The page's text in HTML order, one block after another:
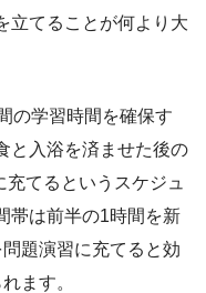
立てることが何より大
の学習時間を確保す
と入浴を済ませた後の
てるというスケジュ
帯は前半の1時間を新
題演習に充てると効
ます。